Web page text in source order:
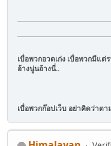
เบื่อพวกอวดเก่ง เบื่อพวกมีแ
อ้างนู่นอ้างนี่..
เบื่อพวกก๊อปเว็บ อย่าคิดว่าตา